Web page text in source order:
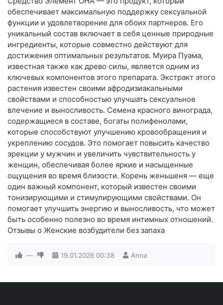
обеспечивает максимальную поддержку сексуальной
функции и удовлетворение для обоих партнеров. Его
уникальный состав включает в себя ценные природные
ингредиенты, которые совместно действуют для
достижения оптимальных результатов. Муира Пуама,
известная также как древо силы, является одним из
ключевых компонентов этого препарата. Экстракт этого
растения известен своими афродизиакальными
свойствами и способностью улучшать сексуальное
влечение и выносливость. Семена красного винограда,
содержащиеся в составе, богаты полифенолами,
которые способствуют улучшению кровообращения и
укреплению сосудов. Это помогает повысить качество
эрекции у мужчин и увеличить чувствительность у
женщин, обеспечивая более яркие и насыщенные
ощущения во время близости. Корень женьшеня — еще
один важный компонент, который известен своими
тонизирующими и стимулирующими свойствами. Он
помогает улучшить энергию и выносливость, что может
быть особенно полезно во время интимных отношений.
Отзывы о Женские возбудители без запаха
— 19.01.2026 00:38 Anna